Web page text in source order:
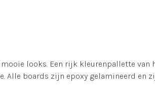
looks. Een rijk kleurenpallette van
Alle boards zijn epoxy gelamineerd en